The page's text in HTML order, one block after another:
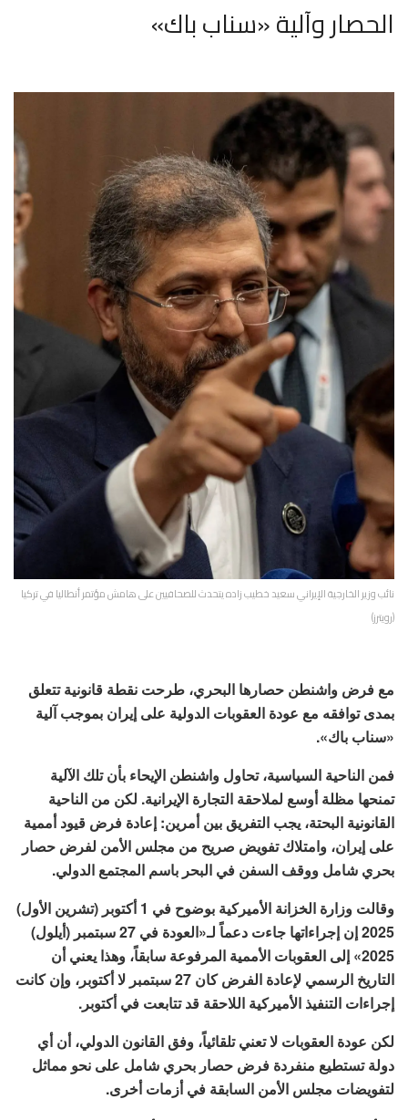
الحصار وآلية «سناب باك»
نائب وزير الخارجية الإيراني سعيد خطيب زاده يتحدث للصحافيين على هامش مؤتمر أنطاليا في تركيا
(رويترز)
مع فرض واشنطن حصارها البحري، طرحت نقطة قانونية تتعلق
بمدى توافقه مع عودة العقوبات الدولية على إيران بموجب آلية
«سناب باك».
فمن الناحية السياسية، تحاول واشنطن الإيحاء بأن تلك الآلية
تمنحها مظلة أوسع لملاحقة التجارة الإيرانية. لكن من الناحية
القانونية البحتة، يجب التفريق بين أمرين: إعادة فرض قيود أممية
على إيران، وامتلاك تفويض صريح من مجلس الأمن لفرض حصار
بحري شامل ووقف السفن في البحر باسم المجتمع الدولي.
وقالت وزارة الخزانة الأميركية بوضوح في 1 أكتوبر (تشرين الأول)
2025 إن إجراءاتها جاءت دعماً لـ«العودة في 27 سبتمبر (أيلول)
2025» إلى العقوبات الأممية المرفوعة سابقاً، وهذا يعني أن
التاريخ الرسمي لإعادة الفرض كان 27 سبتمبر لا أكتوبر، وإن كانت
إجراءات التنفيذ الأميركية اللاحقة قد تتابعت في أكتوبر.
لكن عودة العقوبات لا تعني تلقائياً، وفق القانون الدولي، أن أي
دولة تستطيع منفردة فرض حصار بحري شامل على نحو مماثل
لتفويضات مجلس الأمن السابقة في أزمات أخرى.